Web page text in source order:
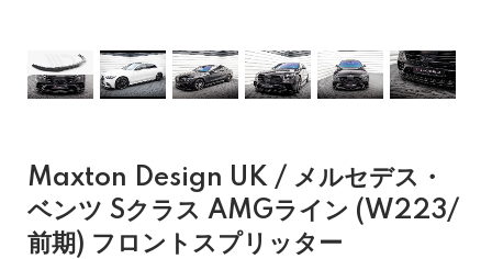
Maxton Design UK / メルセデス・
ベンツ Sクラス AMGライン (W223/
前期) フロントスプリッター